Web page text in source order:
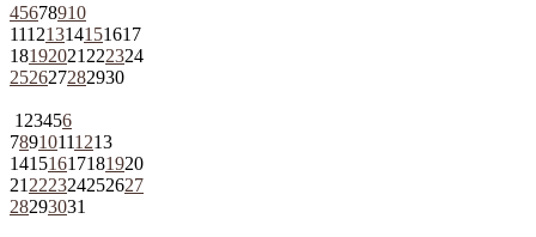
45678910
11121314151617
18192021 222324
252627282930
1 23456
78910111213
14151617181920
21 222324252627
28293031